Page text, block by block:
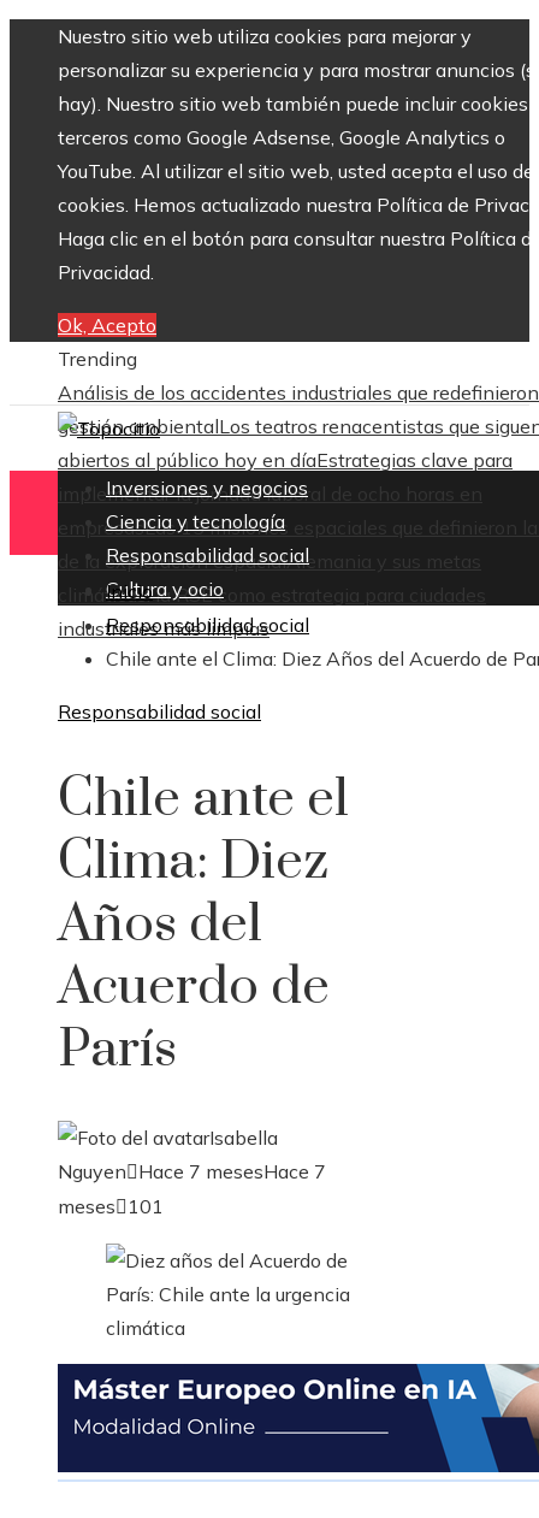
Nuestro sitio web utiliza cookies para mejorar y
personalizar su experiencia y para mostrar anuncios
hay). Nuestro sitio web también puede incluir cookies
terceros como Google Adsense, Google Analytics o
YouTube. Al utilizar el sitio web, usted acepta el uso de
cookies. Hemos actualizado nuestra Política de
Haga clic en el botón para consultar nuestra Política
Privacidad.
Ok, Acepto
Trending
Análisis de los accidentes industriales que
gestión ambientalLos teatros renacentistas que
abiertos al público hoy en díaEstrategias clave para
implementar la jornada laboral de ocho horas en
empresasLas 15 misiones espaciales que definieron
de la exploración espacialAlemania y sus metas
climáticas: la RSE como estrategia para ciudades
industriales más limpias
Inversiones y negocios
Ciencia y tecnología
Responsabilidad social
Cultura y ocio
Inicio
Responsabilidad social
Chile ante el Clima: Diez Años del Acuerdo de
Responsabilidad social
Chile ante el
Clima: Diez
Años del
Acuerdo de
París
Isabella
Nguyen Hace 7 mesesHace 7
meses
101